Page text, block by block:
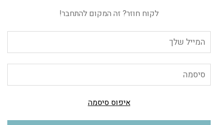
לקוח חוזר? זה המקום להתחבר!
איפוס סיסמה